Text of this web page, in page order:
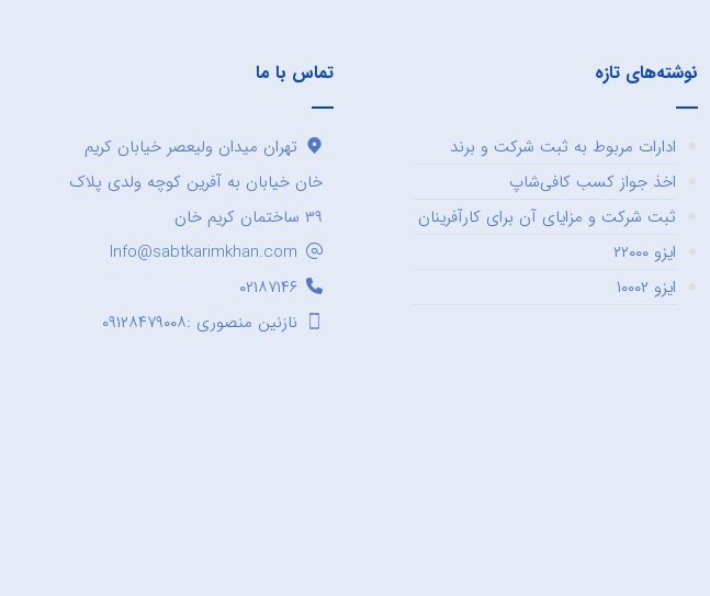
نوشته‌های تازه
ادارات مربوط به ثبت شرکت و برند
اخذ جواز کسب کافی‌شاپ
ثبت شرکت و مزایای آن برای کارآفرینان
ایزو ۲۲۰۰۰
ایزو ۱۰۰۰۲
تماس با ما
تهران میدان ولیعصر خیابان کریم
خان خیابان به آفرین کوچه ولدی پلاک
۳۹ ساختمان کریم خان
Info@sabtkarimkhan.com
۰۲۱۸۷۱۴۶
نازنین منصوری :۰۹۱۲۸۴۷۹۰۰۸